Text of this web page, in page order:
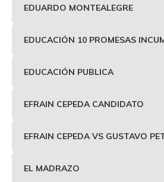
EDUARDO MONTEALEGRE
EDUCACIÓN 10 PROMESAS
EDUCACIÓN PUBLICA
EFRAIN CEPEDA CANDIDATO
EFRAIN CEPEDA VS GUSTAVO
EL MADRAZO